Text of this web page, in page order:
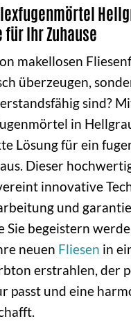
Ihr Zuhause
makellosen
überzeugen,
sind?
in
Lösung für ein
Dieser
innovative
und
Sie begeistern
neuen Fliesen in
erstrahlen, der
passt und eine